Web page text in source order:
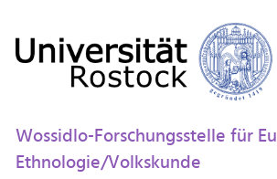
Wossidlo-Forschungsstelle für
Ethnologie/Volkskunde